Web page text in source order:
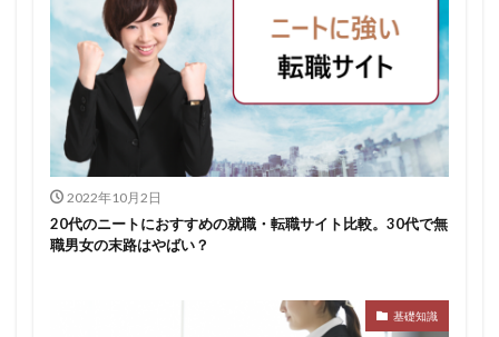
2022年10月2日
20代のニートにおすすめの就職・転職サイト比較。30代で無
職男女の末路はやばい？
基礎知識
プログラマー
フューチャーファインダー
どこでもいい
ビズリーチ・キャンパス
バレない
ハタラクティブ
ネオキャリア
ニート
どんな性格の人
どんな仕事が向いている
とりあえず
どっち
高卒
検索